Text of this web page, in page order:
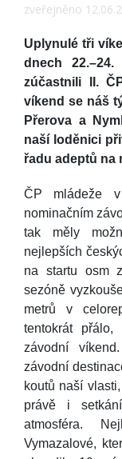
zveřejněno
Uplynulé tři
dnech
zúčastnili II.
víkend se náš
Přerova a
naší loděnici
řadu adeptů na
ČP mládeže
nominačním
tak měly
nejlepších
na startu osm
sezóně
metrů v
tentokrát
závodní
závodní
koutů naší
právě i
atmosféra.
Vymazalové,